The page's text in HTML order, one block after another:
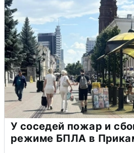
У соседей пожар и
режиме БПЛА в